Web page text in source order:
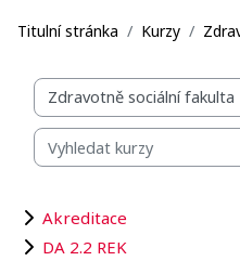
Titulní stránka Kurzy
Organizační struktura kurzů
Vyhledat kurzy
Akreditace
DA 2.2 REK